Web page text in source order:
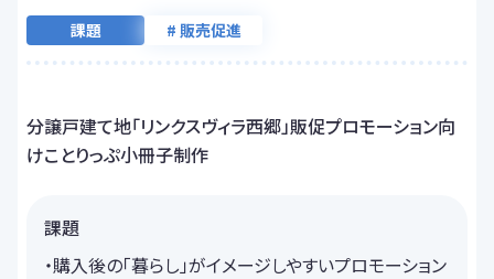
課題 # 販売促進
分譲戸建て地「リンクスヴィラ西郷」販促プロモーション向
けことりっぷ小冊子制作
課題
・購入後の「暮らし」がイメージしやすいプロモーション